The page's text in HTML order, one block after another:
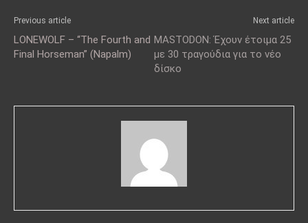
Previous article
LONEWOLF – “The Fourth and
Final Horseman” (Napalm)
Next article
MASTODON: Έχουν έτοιμα 25
με 30 τραγούδια για το νέο
δίσκο